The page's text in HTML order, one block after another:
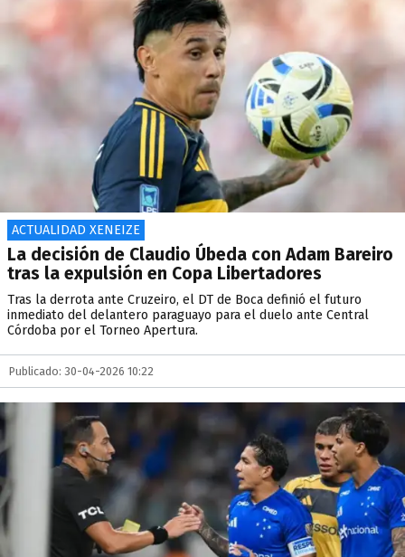
ACTUALIDAD XENEIZE
La decisión de Claudio Úbeda con Adam Bareiro
tras la expulsión en Copa Libertadores
Tras la derrota ante Cruzeiro, el DT de Boca definió el futuro
inmediato del delantero paraguayo para el duelo ante Central
Córdoba por el Torneo Apertura.
Publicado: 30-04-2026 10:22